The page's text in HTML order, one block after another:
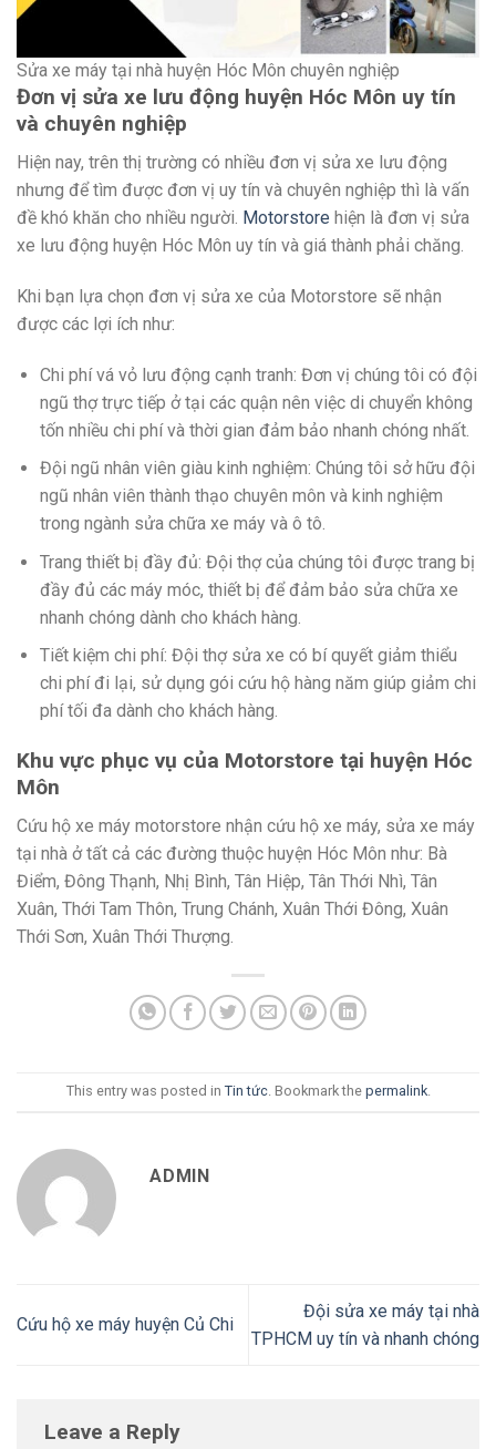
Sửa xe máy tại nhà huyện Hóc Môn chuyên nghiệp
Đơn vị sửa xe lưu động huyện Hóc Môn uy tín
và chuyên nghiệp
Hiện nay, trên thị trường có nhiều đơn vị sửa xe lưu động
nhưng để tìm được đơn vị uy tín và chuyên nghiệp thì là vấn
đề khó khăn cho nhiều người. Motorstore hiện là đơn vị sửa
xe lưu động huyện Hóc Môn uy tín và giá thành phải chăng.
Khi bạn lựa chọn đơn vị sửa xe của Motorstore sẽ nhận
được các lợi ích như:
Chi phí vá vỏ lưu động cạnh tranh: Đơn vị chúng tôi có đội
ngũ thợ trực tiếp ở tại các quận nên việc di chuyển không
tốn nhiều chi phí và thời gian đảm bảo nhanh chóng nhất.
Đội ngũ nhân viên giàu kinh nghiệm: Chúng tôi sở hữu đội
ngũ nhân viên thành thạo chuyên môn và kinh nghiệm
trong ngành sửa chữa xe máy và ô tô.
Trang thiết bị đầy đủ: Đội thợ của chúng tôi được trang bị
đầy đủ các máy móc, thiết bị để đảm bảo sửa chữa xe
nhanh chóng dành cho khách hàng.
Tiết kiệm chi phí: Đội thợ sửa xe có bí quyết giảm thiểu
chi phí đi lại, sử dụng gói cứu hộ hàng năm giúp giảm chi
phí tối đa dành cho khách hàng.
Khu vực phục vụ của Motorstore tại huyện Hóc
Môn
Cứu hộ xe máy motorstore nhận cứu hộ xe máy, sửa xe máy
tại nhà ở tất cả các đường thuộc huyện Hóc Môn như: Bà
Điểm, Đông Thạnh, Nhị Bình, Tân Hiệp, Tân Thới Nhì, Tân
Xuân, Thới Tam Thôn, Trung Chánh, Xuân Thới Đông, Xuân
Thới Sơn, Xuân Thới Thượng.
This entry was posted in Tin tức. Bookmark the permalink.
ADMIN
Cứu hộ xe máy huyện Củ Chi
Đội sửa xe máy tại nhà
TPHCM uy tín và nhanh chóng
Leave a Reply